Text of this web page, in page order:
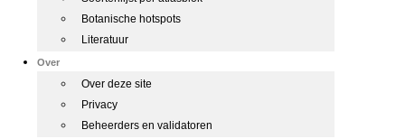
Botanische hotspots
Literatuur
Over
Over deze site
Privacy
Beheerders en validatoren